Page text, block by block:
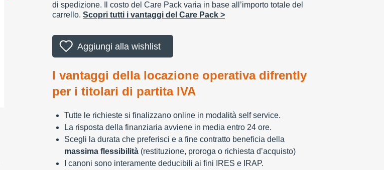
di spedizione. Il costo del Care Pack varia in base all’importo totale del
carrello. Scopri tutti i vantaggi del Care Pack >
Aggiungi alla wishlist
I vantaggi della locazione operativa difrently
per i titolari di partita IVA
Tutte le richieste si finalizzano online in modalità self service.
La risposta della finanziaria avviene in media entro 24 ore.
Scegli la durata che preferisci e a fine contratto beneficia della
massima flessibilità(restituzione, proroga o richiesta d’acquisto)
I canoni sono interamente deducibili ai fini IRES e IRAP.